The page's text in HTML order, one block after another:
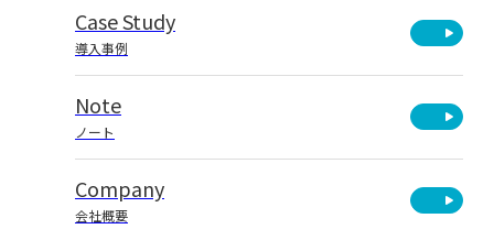
Case Study
導入事例
Note
ノート
Company
会社概要